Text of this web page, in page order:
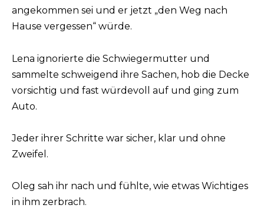
angekommen sei und er jetzt „den Weg nach
Hause vergessen“ würde.
Lena ignorierte die Schwiegermutter und
sammelte schweigend ihre Sachen, hob die Decke
vorsichtig und fast würdevoll auf und ging zum
Auto.
Jeder ihrer Schritte war sicher, klar und ohne
Zweifel.
Oleg sah ihr nach und fühlte, wie etwas Wichtiges
in ihm zerbrach.